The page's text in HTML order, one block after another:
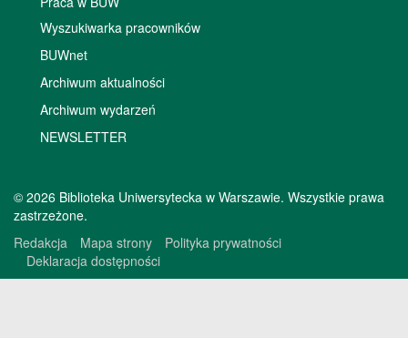
Wyszukiwarka pracowników
BUWnet
Archiwum aktualności
Archiwum wydarzeń
NEWSLETTER
© 2026 Biblioteka Uniwersytecka w Warszawie. Wszystkie prawa
zastrzeżone.
Redakcja
Mapa strony
Polityka prywatności
Deklaracja dostępności